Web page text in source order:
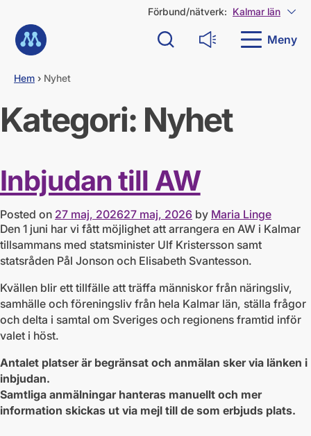
i
e
h
å
l
Förbund/nätverk: Kalmar län
Sök Läs upp Meny
Hem › Nyhet
Kategori: Nyhet
Inbjudan till AW
Posted on 27 maj, 202627 maj, 2026 by Maria Linge
Den 1 juni har vi fått möjlighet att arrangera en AW i Kalmar
tillsammans med statsminister Ulf Kristersson samt
statsråden Pål Jonson och Elisabeth Svantesson.
Kvällen blir ett tillfälle att träffa människor från näringsliv,
samhälle och föreningsliv från hela Kalmar län, ställa frågor
och delta i samtal om Sveriges och regionens framtid inför
valet i höst.
Antalet platser är begränsat och anmälan sker via länken i
inbjudan.
Samtliga anmälningar hanteras manuellt och mer
information skickas ut via mejl till de som erbjuds plats.